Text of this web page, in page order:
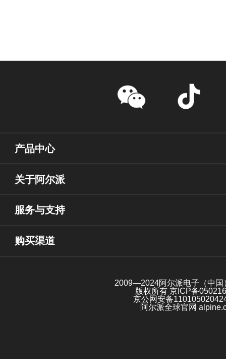
产品中心
关于阿尔派
服务与支持
购买渠道
2009—2024阿尔派电子（中国
版权所有 京ICP备
京公网安备
阿尔派全球官网